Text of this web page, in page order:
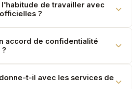
l'habitude de travailler avec
?
coordination sécurité —
les exigences.
accord de confidentialité
?
sur demande pour toute
t-il avec les services de